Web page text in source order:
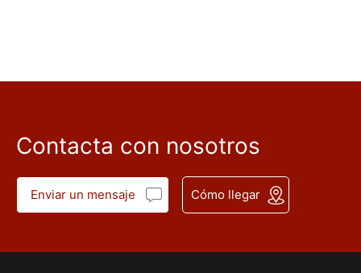
Contacta con nosotros
Enviar un mensaje Cómo llegar